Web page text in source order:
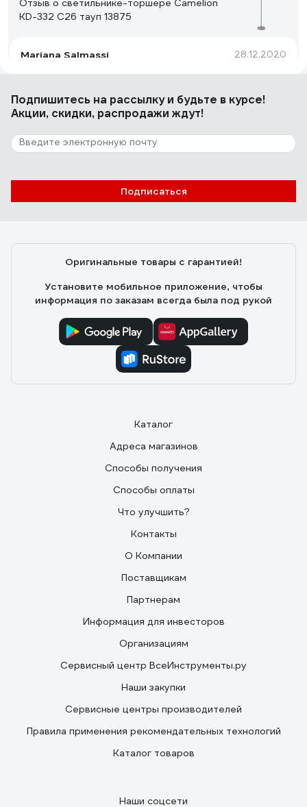
Отзыв о светильнике-торшере Camelion
KD-332 C26 тауп 13875
Mariana Salmassi 28.12.2020
Достоинства: Мне понравился торшер удобством
работает
8 отзывов
С08 New York серый 40Вт металл 13050
направлять свет, легко собрать
Подпишитесь на рассылкуи будьте в курсе!
Акции, скидки, распродажи ждут!
Подписаться
Оригинальные товары с гарантией!
Установите мобильное приложение, чтобы
информация по заказам всегда была под рукой
Каталог
Адреса магазинов
Способы получения
Способы оплаты
Что улучшить?
Контакты
О Компании
Поставщикам
Партнерам
Информация для инвесторов
Организациям
Сервисный центр ВсеИнструменты.ру
Наши закупки
Сервисные центры производителей
Правила применения рекомендательных технологий
Каталог товаров
Наши соцсети